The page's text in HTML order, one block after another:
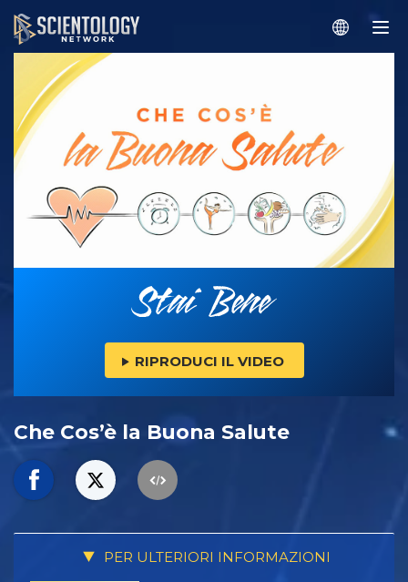
RIPRODUCI IL VIDEO
Che Cos’è la Buona Salute
PER ULTERIORI INFORMAZIONI